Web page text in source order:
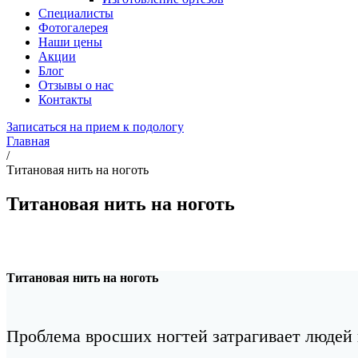
Специалисты
Фотогалерея
Наши цены
Акции
Блог
Отзывы о нас
Контакты
Записаться на прием к подологу
Главная
/
Титановая нить на ноготь
Титановая нить на ноготь
Титановая нить на ноготь
Проблема вросших ногтей затрагивает людей